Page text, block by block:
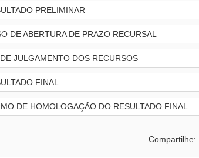
PRELIMINAR
DE ABERTURA DE PRAZO RECURSAL
JULGAMENTO DOS RECURSOS
FINAL
DE HOMOLOGAÇÃO DO RESULTADO FINAL
Compartilhe: